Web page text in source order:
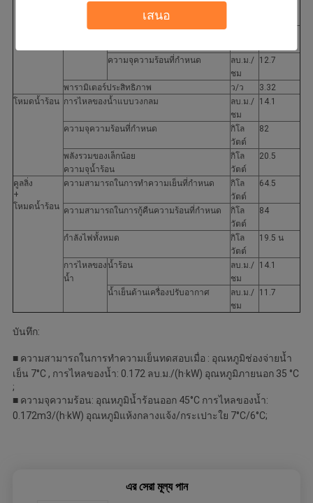
เสนอ
กระแสการทำงานของเครื่องทำความร้อนที่
ความจุความร้อนที่กำหนด
ลบ.ม./
ชม
12.7
พารามิเตอร์ประสิทธิภาพ ว/ว
3.32
โหมดน้ำร้อน การไหลของน้ำแบบวงกลม
ลบ.ม./
ชม
14.1
ความจุความร้อนที่กำหนด
กิโล
วัตต์
82
พลังรวมของเล็กน้อย
ความจุน้ำร้อน
กิโล
วัตต์
20.5
คูลลิ่ง
+
โหมดน้ำร้อน
ความสามารถในการทำความเย็นที่กำหนด
กิโล
วัตต์
64.5
ความสามารถในการกู้คืนความร้อนที่กำหนด
กิโล
วัตต์
84
กำลังไฟทั้งหมด
กิโล
วัตต์
19.5 น
การไหลของ
น้ำ
น้ำร้อน
ลบ.ม./
ชม
14.1
น้ำเย็นด้านเครื่องปรับอากาศ
ลบ.ม./
ชม
11.7
บันทึก:
■ ความสามารถในการทำความเย็นทดสอบเมื่อ : อุณหภูมิช่องจ่ายน้ำ
เย็น 7°C , การไหลของน้ำ: 0.172 ลบ.ม./(h·kW) อุณหภูมิภายนอก 35 °C
;
■ ความจุความร้อน: อุณหภูมิน้ำร้อนออก 45°C การไหลของน้ำ:
0.172m3/(h·kW) อุณหภูมิแห้งกลางแจ้ง/กระเปาะใย 7°C/6°C;
এর সেরা মূল্য পান